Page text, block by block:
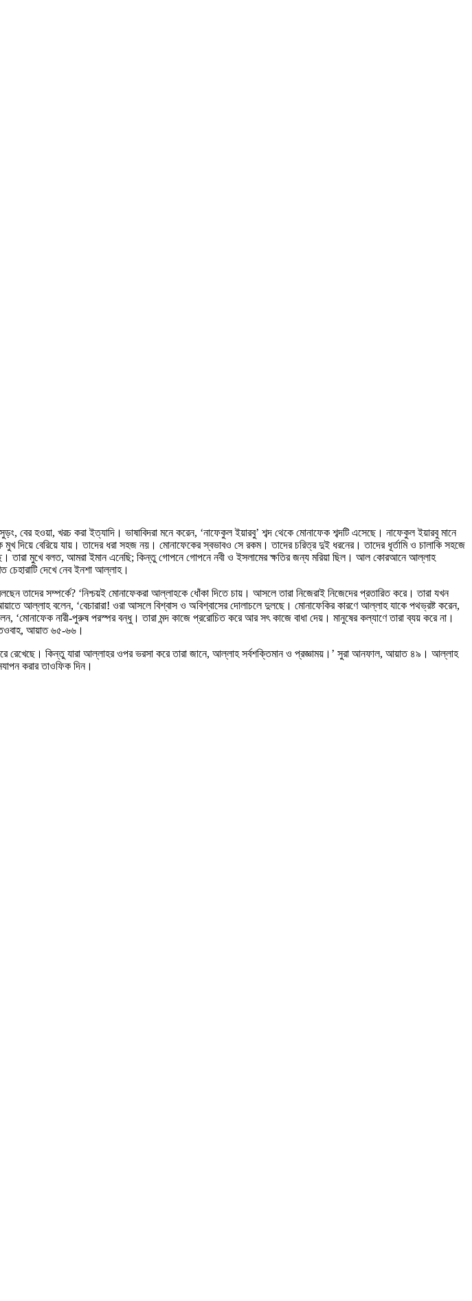
বের হওয়া, খরচ করা ইত্যাদি। ভাষাবিদরা মনে করেন, ‘নাফেকুল ইয়ারবু’ শব্দ থেকে মোনাফেক শব্দটি এসেছে। নাফেকুল ইয়ারবু মানে
দিয়ে বেরিয়ে যায়। তাদের ধরা সহজ নয়। মোনাফেকের স্বভাবও সে রকম। তাদের চরিত্র দুই ধরনের। তাদের ধূর্তামি ও চালাকি সহজে
তারা মুখে বলত, আমরা ইমান এনেছি; কিন্তু গোপনে গোপনে নবী ও ইসলামের ক্ষতির জন্য মরিয়া ছিল। আল কোরআনে আল্লাহ
দেখে নেব ইনশা আল্লাহ।
তাদের সম্পর্কে? ‘নিশ্চয়ই মোনাফেকরা আল্লাহকে ধোঁকা দিতে চায়। আসলে তারা নিজেরাই নিজেদের প্রতারিত করে। তারা যখন
আল্লাহ বলেন, ‘বেচারারা! ওরা আসলে বিশ্বাস ও অবিশ্বাসের দোলাচলে দুলছে। মোনাফেকির কারণে আল্লাহ যাকে পথভ্রষ্ট করেন,
নারী-পুরুষ পরস্পর বন্ধু। তারা মন্দ কাজে প্ররোচিত করে আর সৎ কাজে বাধা দেয়। মানুষের কল্যাণে তারা ব্যয় করে না।
তওবাহ, আয়াত ৬৫-৬৬।
রেখেছে। কিন্তু যারা আল্লাহর ওপর ভরসা করে তারা জানে, আল্লাহ সর্বশক্তিমান ও প্রজ্ঞাময়।’ সুরা আনফাল, আয়াত ৪৯। আল্লাহ
করার তাওফিক দিন।